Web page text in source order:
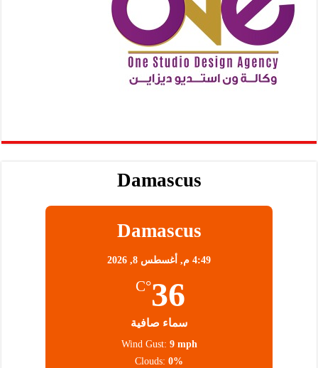
Damascus
Damascus
4:49 م, أغسطس 8, 2026
36
°C
سماء صافية
Wind Gust: 9 mph
Clouds: 0%